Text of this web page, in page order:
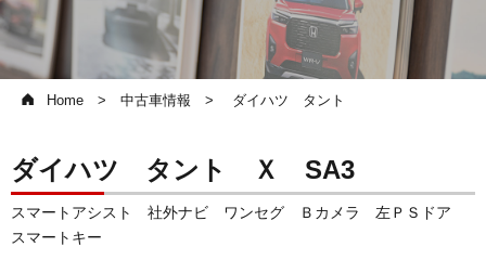
Home 中古車情報 ダイハツ タント
ダイハツ タント Ｘ SA3
スマートアシスト 社外ナビ ワンセグ Ｂカメラ 左ＰＳドア
スマートキー